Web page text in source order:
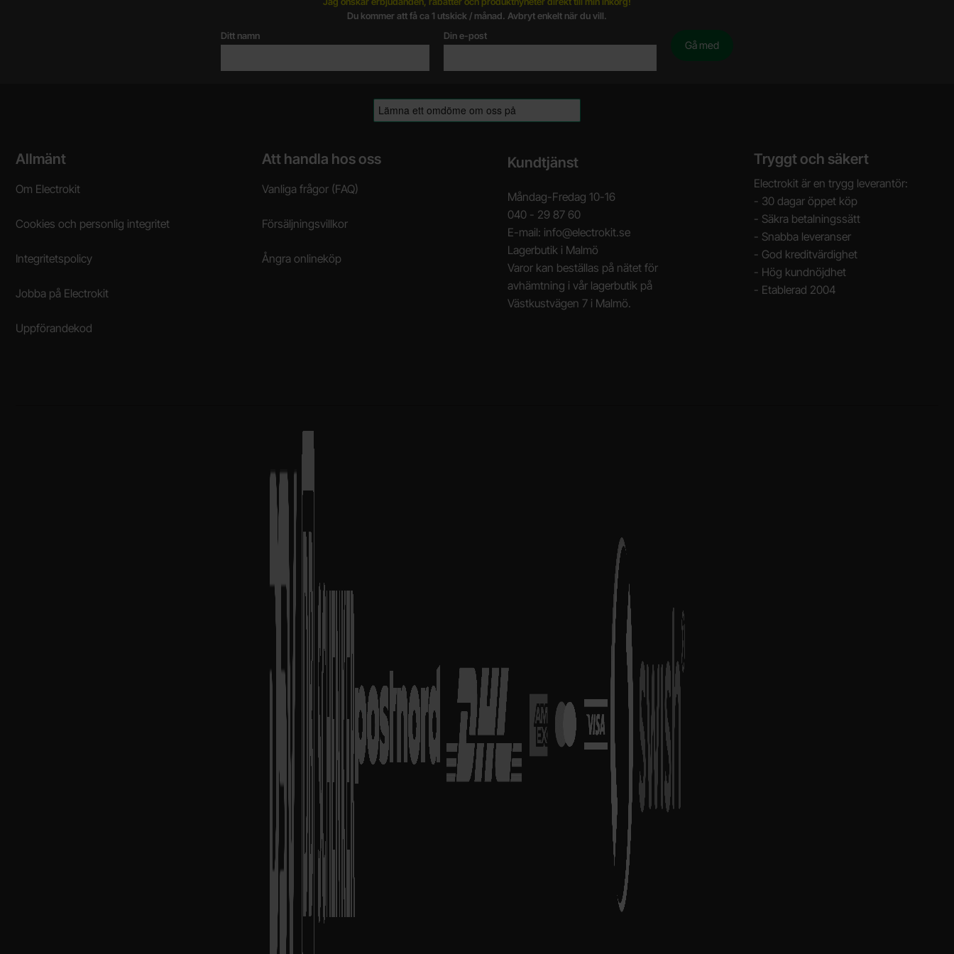
Du kommer att få ca 1 utskick / månad. Avbryt enkelt när du vill.
Ditt namn
Din e-post
Sidfot Blandad info och länkar
Allmänt
Om Electrokit
Cookies och personlig integritet
Integritetspolicy
Jobba på Electrokit
Uppförandekod
Att handla hos oss
Vanliga frågor (FAQ)
Försäljningsvillkor
Ångra onlineköp
Kundtjänst
Måndag-Fredag 10-16
040 - 29 87 60
E-mail: info@electrokit.se
Lagerbutik i Malmö
Varor kan beställas på nätet för
avhämtning i vår lagerbutik på
Västkustvägen 7 i Malmö.
Tryggt och säkert
Electrokit är en trygg leverantör:
- 30 dagar öppet köp
- Säkra betalningssätt
- Snabba leveranser
- God kreditvärdighet
- Hög kundnöjdhet
- Etablerad 2004